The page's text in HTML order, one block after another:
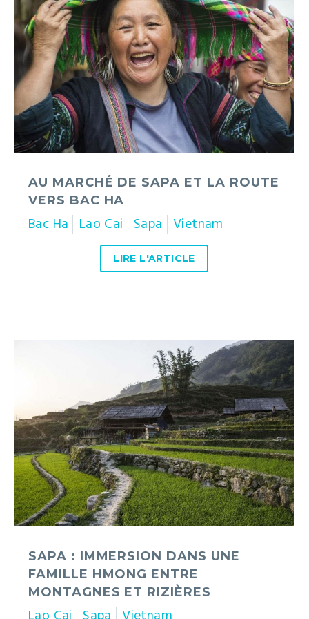
de
Sapa
et
la
route
vers
Bac
Ha
AU MARCHÉ DE SAPA ET LA ROUTE
VERS BAC HA
Bac Ha Lao Cai Sapa Vietnam
LIRE L'ARTICLE
une
famille
Hmong
entre
montagnes
et
rizières
SAPA : IMMERSION DANS UNE
FAMILLE HMONG ENTRE
MONTAGNES ET RIZIÈRES